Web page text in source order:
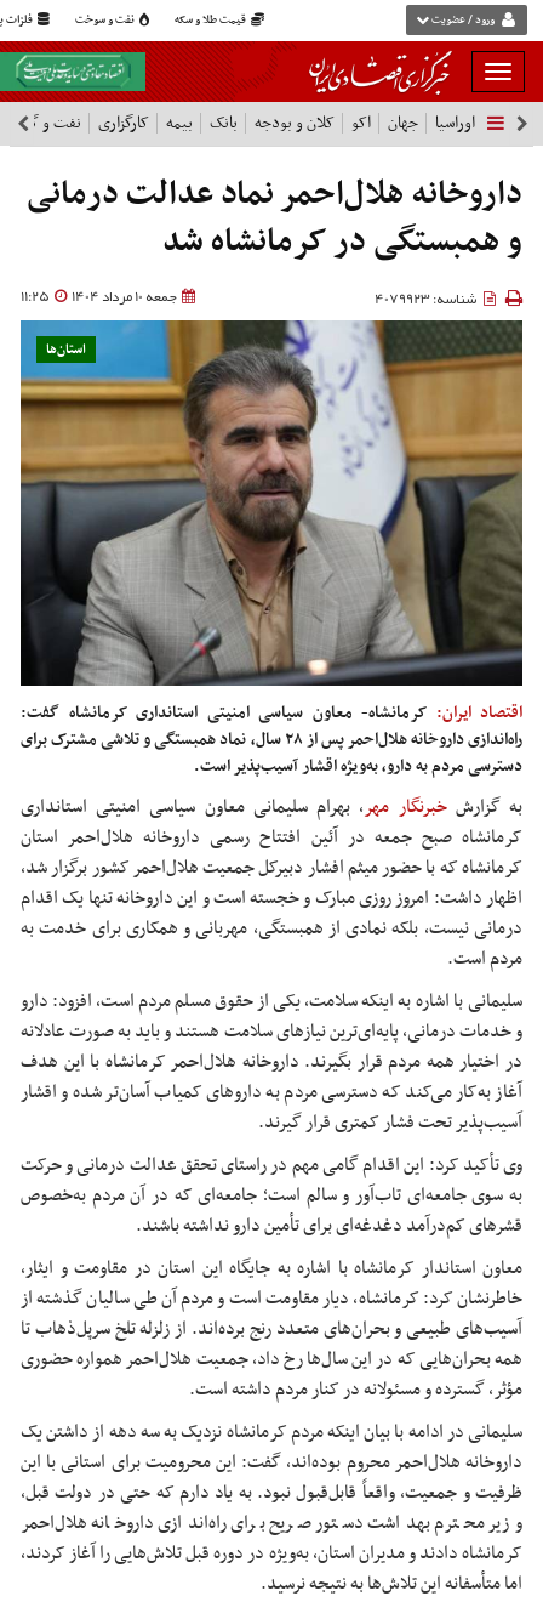
قیمت طلا و سکه نفت و سوخت فلزات ورود / عضویت
بار
و
بسته
نمودن
فهرست
اوراسیا جهان اکو کلان و بودجه بانک بیمه کارگزاری نفت و گاز
داروخانه هلال‌احمر نماد عدالت درمانی
و همبستگی در کرمانشاه شد
جمعه 10 مرداد 1404 11:25 شناسه: 4079923
استان‌ها
اقتصاد ایران: کرمانشاه- معاون سیاسی امنیتی استانداری کرمانشاه گفت:
راه‌اندازی داروخانه هلال‌احمر پس از ۲۸ سال، نماد همبستگی و تلاشی مشترک برای
دسترسی مردم به دارو، به‌ویژه اقشار آسیب‌پذیر است.
به گزارشخبرنگار مهر، بهرام سلیمانی معاون سیاسی امنیتی استانداری
کرمانشاه صبح جمعه در آئین افتتاح رسمی داروخانه هلال‌احمر استان
کرمانشاه که با حضور میثم افشار دبیرکل جمعیت هلال‌احمر کشور برگزار شد،
اظهار داشت: امروز روزی مبارک و خجسته است و این داروخانه تنها یک اقدام
درمانی نیست، بلکه نمادی از همبستگی، مهربانی و همکاری برای خدمت به
مردم است.
سلیمانی با اشاره به اینکه سلامت، یکی از حقوق مسلم مردم است، افزود: دارو
و خدمات درمانی، پایه‌ای‌ترین نیازهای سلامت هستند و باید به صورت عادلانه
در اختیار همه مردم قرار بگیرند. داروخانه هلال‌احمر کرمانشاه با این هدف
آغاز به‌کار می‌کند که دسترسی مردم به داروهای کمیاب آسان‌تر شده و اقشار
آسیب‌پذیر تحت فشار کمتری قرار گیرند.
وی تأکید کرد: این اقدام گامی مهم در راستای تحقق عدالت درمانی و حرکت
به سوی جامعه‌ایتاب‌آورو سالم است؛ جامعه‌ای که در آن مردم به‌خصوص
قشرهای کم‌درآمد دغدغه‌ای برای تأمین دارو نداشته باشند.
معاون استاندار کرمانشاه با اشاره به جایگاه این استان در مقاومت و ایثار،
خاطرنشان کرد: کرمانشاه، دیار مقاومت است و مردم آن طی سالیان گذشته از
آسیب‌های طبیعی و بحران‌های متعدد رنج برده‌اند. از زلزله تلخسرپل‌ذهابتا
همه بحران‌هایی که در این سال‌ها رخ داد، جمعیت هلال‌احمر همواره حضوری
مؤثر، گسترده و مسئولانه در کنار مردم داشته است.
سلیمانی در ادامه با بیان اینکه مردم کرمانشاه نزدیک به سه دهه از داشتن یک
داروخانه هلال‌احمر محروم بوده‌اند، گفت: این محرومیت برای استانی با این
ظرفیت و جمعیت، واقعاً قابل‌قبول نبود. به یاد دارم که حتی در دولت قبل،
وزیر محترم بهداشت دستور صریح برای راه‌اندازی داروخانه هلال‌احمر
کرمانشاه دادند و مدیران استان، به‌ویژه در دوره قبل تلاش‌هایی را آغاز کردند،
اما متأسفانه این تلاش‌ها به نتیجه نرسید.